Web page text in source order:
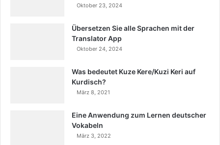
Oktober 23, 2024
Übersetzen Sie alle Sprachen mit der
Translator App
Oktober 24, 2024
Was bedeutet Kuze Kere/Kuzi Keri auf
Kurdisch?
März 8, 2021
Eine Anwendung zum Lernen deutscher
Vokabeln
März 3, 2022